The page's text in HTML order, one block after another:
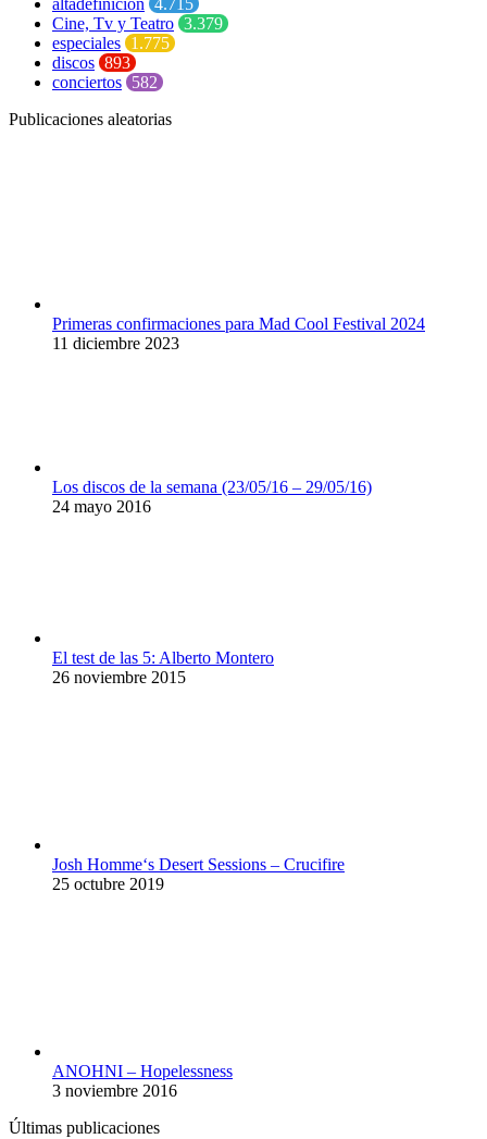
altadefinición 4.715
Cine, Tv y Teatro 3.379
especiales 1.775
discos 893
conciertos 582
Publicaciones aleatorias
Primeras confirmaciones para Mad Cool Festival 2024
11 diciembre 2023
Los discos de la semana (23/05/16 – 29/05/16)
24 mayo 2016
El test de las 5: Alberto Montero
26 noviembre 2015
Josh Homme‘s Desert Sessions – Crucifire
25 octubre 2019
ANOHNI – Hopelessness
3 noviembre 2016
Últimas publicaciones